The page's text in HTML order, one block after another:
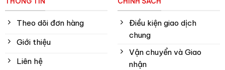
Theo dõi đơn hàng
Giới thiệu
Liên hệ
Điều kiện giao dịch
chung
Vận chuyển và Giao
nhận